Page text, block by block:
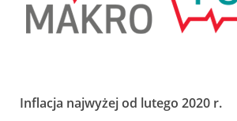
Inflacja najwyżej od lutego 2020 r.